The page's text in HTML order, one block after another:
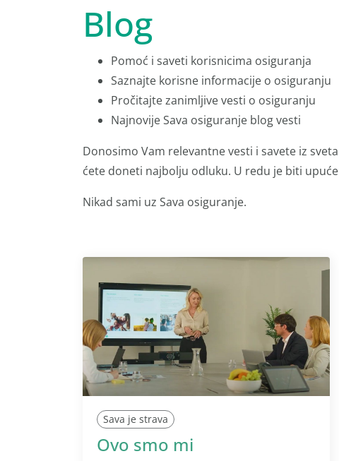
Blog
Pomoć i saveti korisnicima osiguranja
Saznajte korisne informacije o osiguranju
Pročitajte zanimljive vesti o osiguranju
Najnovije Sava osiguranje blog vesti
Donosimo Vam relevantne vesti i savete iz
ćete doneti najbolju odluku. U redu je biti
Nikad sami uz Sava osiguranje.
Sava je strava
Ovo smo mi